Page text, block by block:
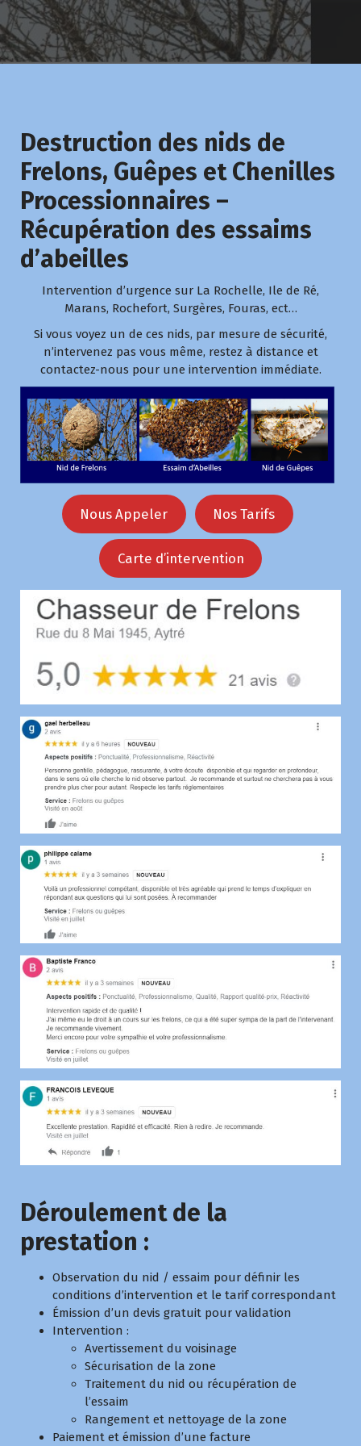
Destruction des nids de
Frelons, Guêpes et Chenilles
Processionnaires –
Récupération des essaims
d’abeilles
Intervention d’urgence sur La Rochelle, Ile de Ré,
Marans, Rochefort, Surgères, Fouras, ect…
Si vous voyez un de ces nids, par mesure de sécurité,
n’intervenez pas vous même, restez à distance et
contactez-nous pour une intervention immédiate.
Nous Appeler Nos Tarifs
Carte d’intervention
Déroulement de la
prestation :
Observation du nid / essaim pour définir les
conditions d’intervention et le tarif correspondant
Émission d’un devis gratuit pour validation
Intervention :
Avertissement du voisinage
Sécurisation de la zone
Traitement du nid ou récupération de
l’essaim
Rangement et nettoyage de la zone
Paiement et émission d’une facture